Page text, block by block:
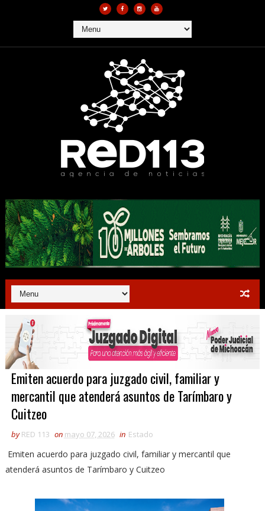
Emiten acuerdo para juzgado civil, familiar y
mercantil que atenderá asuntos de Tarímbaro y
Cuitzeo
by RED 113 on mayo 07, 2026 in Estado
Emiten acuerdo para juzgado civil, familiar y mercantil que
atenderá asuntos de Tarímbaro y Cuitzeo